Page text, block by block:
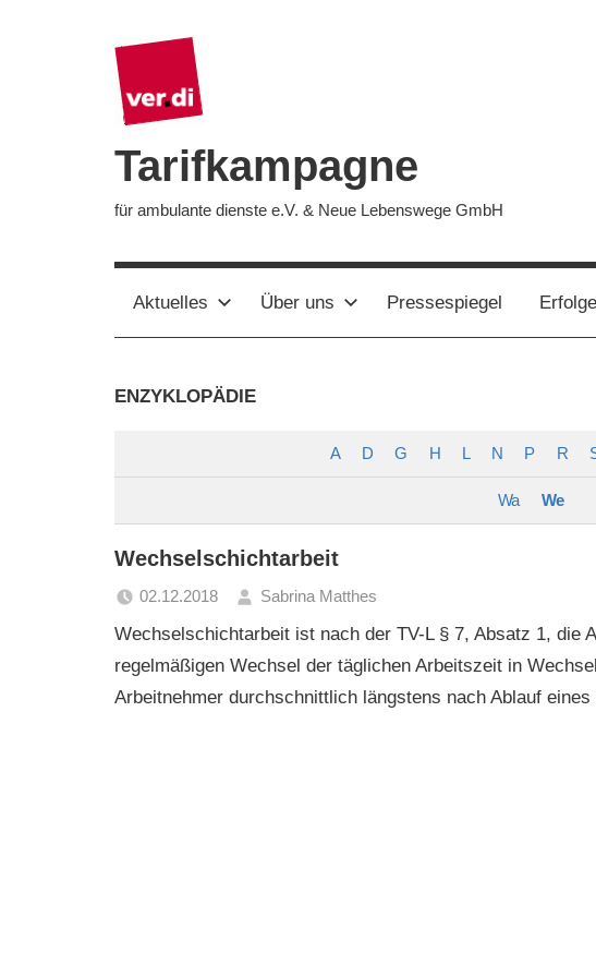
Tarifkampagne
für ambulante dienste e.V. & Neue Lebenswege GmbH
Aktuelles Über uns Pressespiegel Erfolge
ENZYKLOPÄDIE
A D G H L N P R
Wa We
Wechselschichtarbeit
02.12.2018 Sabrina Matthes
Wechselschichtarbeit ist nach der TV-L § 7, Absatz 1, die
regelmäßigen Wechsel der täglichen Arbeitszeit in
Arbeitnehmer durchschnittlich längstens nach Ablauf eines